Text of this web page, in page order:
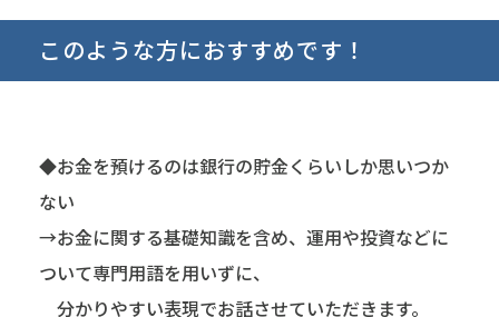
このような方におすすめです！
◆お金を預けるのは銀行の貯金くらいしか思いつか
ない
→お金に関する基礎知識を含め、運用や投資などに
ついて専門用語を用いずに、
分かりやすい表現でお話させていただきます。